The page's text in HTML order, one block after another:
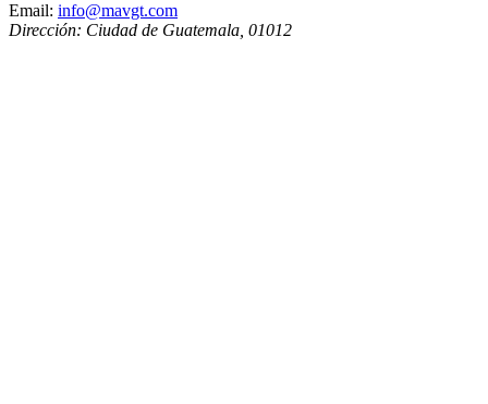
Email: info@mavgt.com
Dirección: Ciudad de Guatemala 01012